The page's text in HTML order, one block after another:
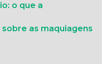
o que a
as maquiagens